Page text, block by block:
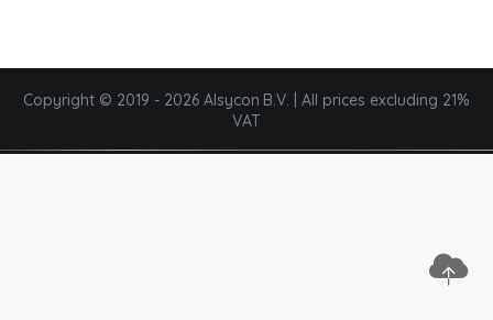
Copyright © 2019 - 2026 Alsycon B.V. | All prices excluding 21%
VAT